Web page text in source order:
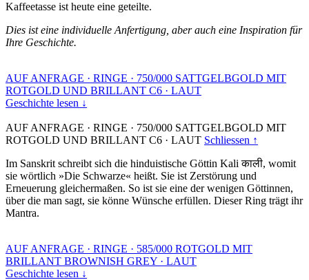
Kaffeetasse ist heute eine geteilte.
Dies ist eine individuelle Anfertigung, aber auch eine Inspiration für
Ihre Geschichte.
AUF ANFRAGE · RINGE · 750/000 SATTGELBGOLD MIT
ROTGOLD UND BRILLANT C6 · LAUT
Geschichte lesen ↓
AUF ANFRAGE · RINGE · 750/000 SATTGELBGOLD MIT
ROTGOLD UND BRILLANT C6 · LAUT Schliessen ↑
Im Sanskrit schreibt sich die hinduistische Göttin Kali काली, womit
sie wörtlich »Die Schwarze« heißt. Sie ist Zerstörung und
Erneuerung gleichermaßen. So ist sie eine der wenigen Göttinnen,
über die man sagt, sie könne Wünsche erfüllen. Dieser Ring trägt ihr
Mantra.
AUF ANFRAGE · RINGE · 585/000 ROTGOLD MIT
BRILLANT BROWNISH GREY · LAUT
Geschichte lesen ↓